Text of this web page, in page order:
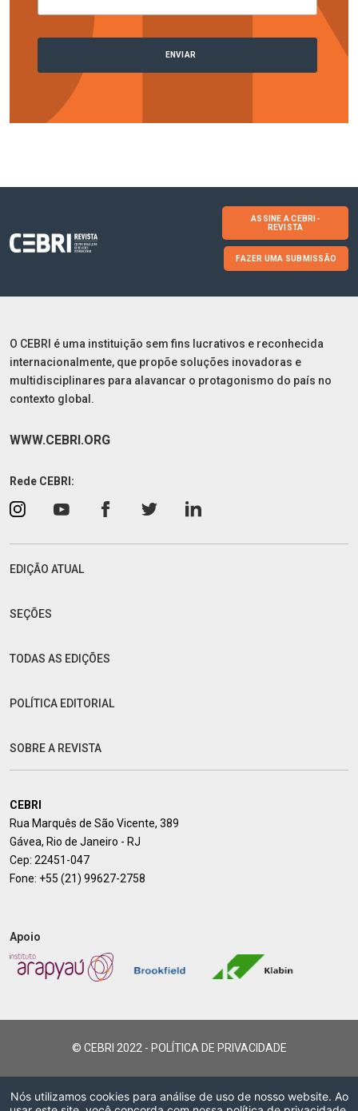
ASSINE A CEBRI-
REVISTA
FAZER UMA SUBMISSÃO
O CEBRI é uma instituição sem fins lucrativos e reconhecida
internacionalmente, que propõe soluções inovadoras e
multidisciplinares para alavancar o protagonismo do país no
contexto global.
WWW.CEBRI.ORG
Rede CEBRI:
EDIÇÃO ATUAL
SEÇÕES
TODAS AS EDIÇÕES
POLÍTICA EDITORIAL
SOBRE A REVISTA
CEBRI
Rua Marquês de São Vicente, 389
Gávea, Rio de Janeiro - RJ
Cep: 22451-047
Fone: +55 (21) 99627-2758
Apoio
© CEBRI 2022 - POLÍTICA DE PRIVACIDADE
Nós utilizamos cookies para análise de uso de nosso website. Ao